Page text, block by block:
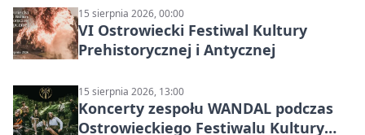
15 sierpnia 2026, 00:00
VI Ostrowiecki Festiwal Kultury
Prehistorycznej i Antycznej
15 sierpnia 2026, 13:00
Koncerty zespołu WANDAL podczas
Ostrowieckiego Festiwalu Kultury